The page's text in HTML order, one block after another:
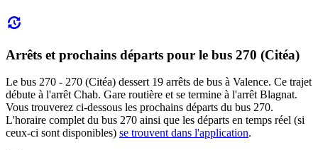
Arrêts et prochains départs pour le bus 270 (Citéa)
Le bus 270 - 270 (Citéa) dessert 19 arrêts de bus à Valence. Ce trajet
débute à l'arrêt Chab. Gare routière et se termine à l'arrêt Blagnat.
Vous trouverez ci-dessous les prochains départs du bus 270.
L'horaire complet du bus 270 ainsi que les départs en temps réel (si
ceux-ci sont disponibles) se trouvent dans l'application.